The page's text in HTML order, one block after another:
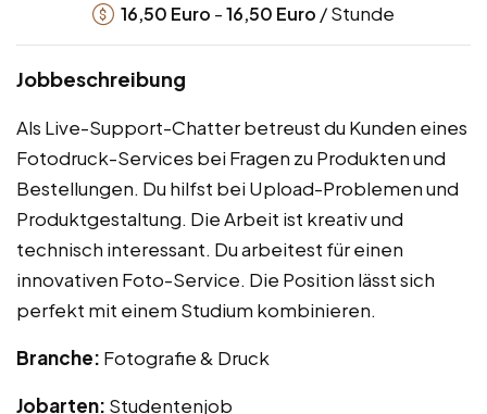
16,50 Euro -16,50 Euro / Stunde
Jobbeschreibung
Als Live-Support-Chatter betreust du Kunden eines
Fotodruck-Services bei Fragen zu Produkten und
Bestellungen. Du hilfst bei Upload-Problemen und
Produktgestaltung. Die Arbeit ist kreativ und
technisch interessant. Du arbeitest für einen
innovativen Foto-Service. Die Position lässt sich
perfekt mit einem Studium kombinieren.
Branche: Fotografie & Druck
Jobarten: Studentenjob